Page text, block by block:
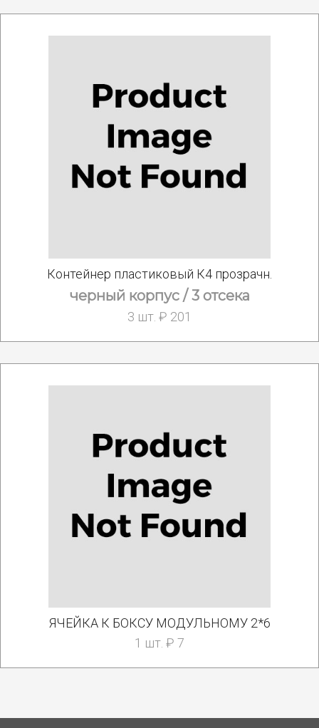
Контейнер пластиковый К4 прозрачн.
черный корпус / 3 отсека
3 шт. ₽ 201
ЯЧЕЙКА К БОКСУ МОДУЛЬНОМУ 2*6
1 шт. ₽ 7